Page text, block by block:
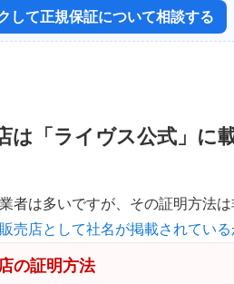
して正規保証について相談する
は「ライヴス公式」に
業者は多いですが、その証明方法
販売店として社名が掲載されてい
の証明方法